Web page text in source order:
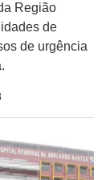
Região
de
de urgência